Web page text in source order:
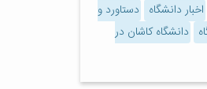
اخبار دانشگاه دستاورد و
دانشگاه کاشان در